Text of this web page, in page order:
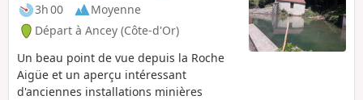
3h 00
Moyenne
Départ à Ancey (Côte-d'Or)
Un beau point de vue depuis la Roche
Aigüe et un aperçu intéressant
d'anciennes installations minières